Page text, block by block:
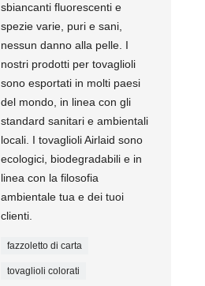
sbiancanti fluorescenti e
spezie varie, puri e sani,
nessun danno alla pelle. I
nostri prodotti per tovaglioli
sono esportati in molti paesi
del mondo, in linea con gli
standard sanitari e ambientali
locali. I tovaglioli Airlaid sono
ecologici, biodegradabili e in
linea con la filosofia
ambientale tua e dei tuoi
clienti.
fazzoletto di carta
tovaglioli colorati